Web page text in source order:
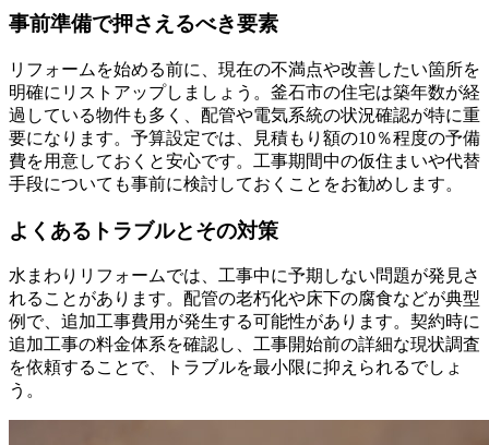
事前準備で押さえるべき要素
リフォームを始める前に、現在の不満点や改善したい箇所を
明確にリストアップしましょう。釜石市の住宅は築年数が経
過している物件も多く、配管や電気系統の状況確認が特に重
要になります。予算設定では、見積もり額の10％程度の予備
費を用意しておくと安心です。工事期間中の仮住まいや代替
手段についても事前に検討しておくことをお勧めします。
よくあるトラブルとその対策
水まわりリフォームでは、工事中に予期しない問題が発見さ
れることがあります。配管の老朽化や床下の腐食などが典型
例で、追加工事費用が発生する可能性があります。契約時に
追加工事の料金体系を確認し、工事開始前の詳細な現状調査
を依頼することで、トラブルを最小限に抑えられるでしょ
う。